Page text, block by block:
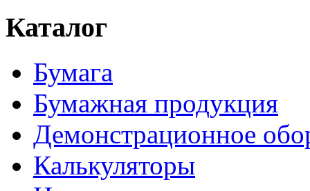
Каталог
Бумага
Бумажная продукция
Демонстрационное
Калькуляторы